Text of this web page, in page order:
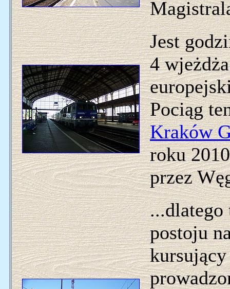
Jest
4
Pociąg
Kraków
roku
przez
...dlatego
postoju